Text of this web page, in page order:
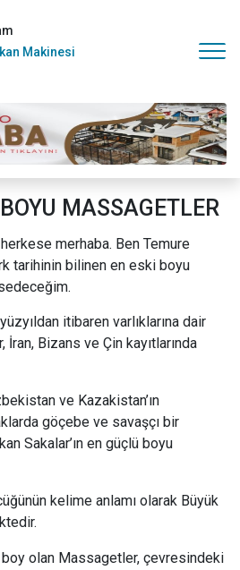
Makinesi
MASSAGETLER
merhaba. Ben Temure
tarihinin bilinen en eski boyu
itibaren varlıklarına dair
İran, Bizans ve Çin kayıtlarında
ve Kazakistan’ın
göçebe ve savaşçı bir
Sakalar’ın en güçlü boyu
kelime anlamı olarak Büyük
boy olan Massagetler, çevresindeki